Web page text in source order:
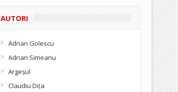
AUTORI
Adrian Golescu
Adrian Simeanu
Argeşul
Claudiu Diţa